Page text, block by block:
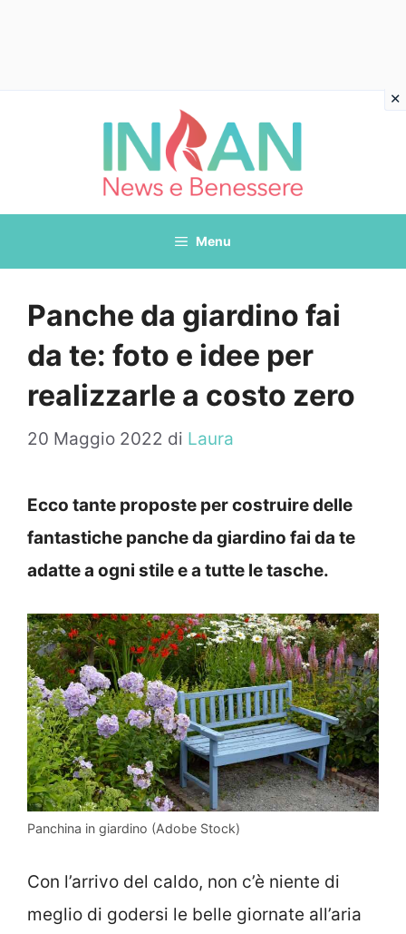
Menu
Panche da giardino fai
da te: foto e idee per
realizzarle a costo zero
20 Maggio 2022 di Laura
Ecco tante proposte per costruire delle
fantastiche panche da giardino fai da te
adatte a ogni stile e a tutte le tasche.
Panchina in giardino (Adobe Stock)
Con l’arrivo del caldo, non c’è niente di
meglio di godersi le belle giornate all’aria